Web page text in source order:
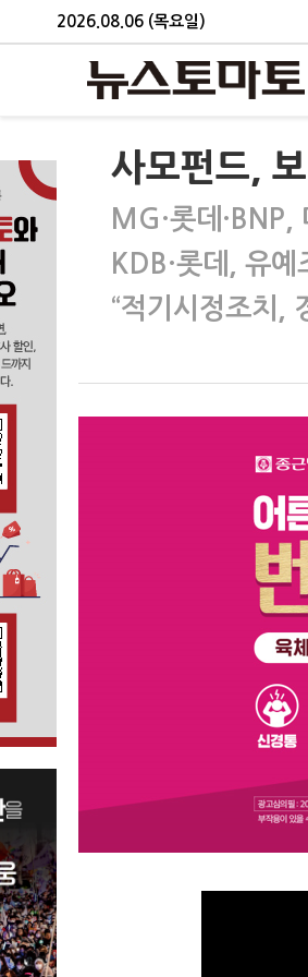
2026.08.06 (목요일)
사모펀드,
MG·롯데·BNP,
KDB·롯데, 유예
“적기시정조치,